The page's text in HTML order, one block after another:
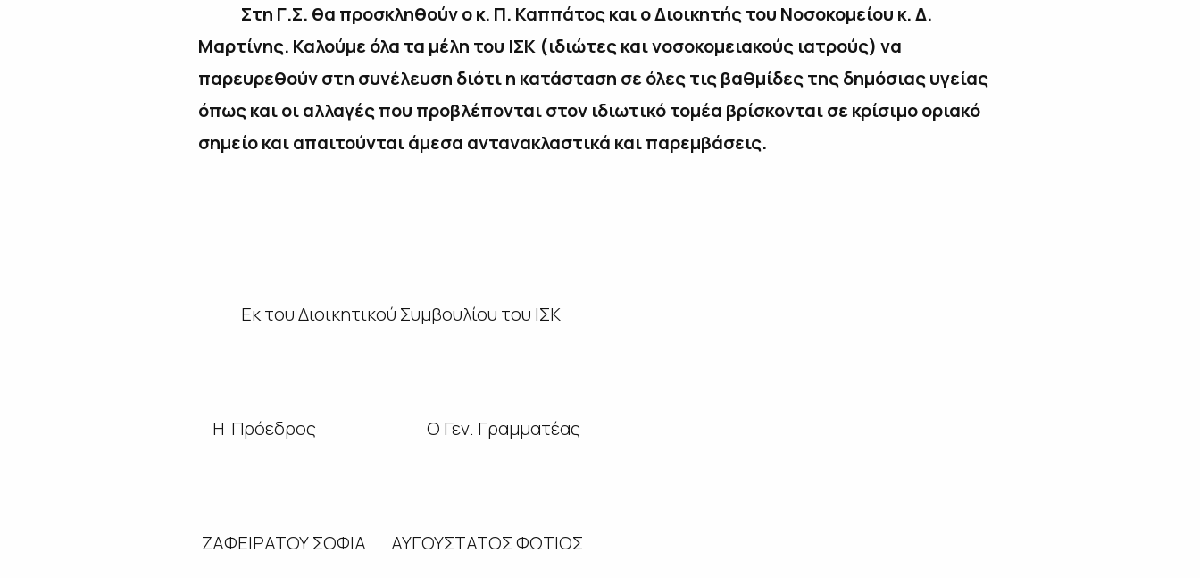
Στη Γ.Σ. θα προσκληθούν ο κ. Π. Καππάτος και ο Διοικητής του Νοσοκομείου κ. Δ.
Μαρτίνης. Καλούμε όλα τα μέλη του ΙΣΚ (ιδιώτες και νοσοκομειακούς ιατρούς) να
παρευρεθούν στη συνέλευση διότι η κατάσταση σε όλες τις βαθμίδες της δημόσιας υγείας
όπως και οι αλλαγές που προβλέπονται στον ιδιωτικό τομέα βρίσκονται σε κρίσιμο οριακό
σημείο και απαιτούνται άμεσα αντανακλαστικά και παρεμβάσεις.
Εκ του Διοικητικού Συμβουλίου του ΙΣΚ
Η Πρόεδρος Ο Γεν. Γραμματέας
ΖΑΦΕΙΡΑΤΟΥ ΣΟΦΙΑ ΑΥΓΟΥΣΤΑΤΟΣ ΦΩΤΙΟΣ